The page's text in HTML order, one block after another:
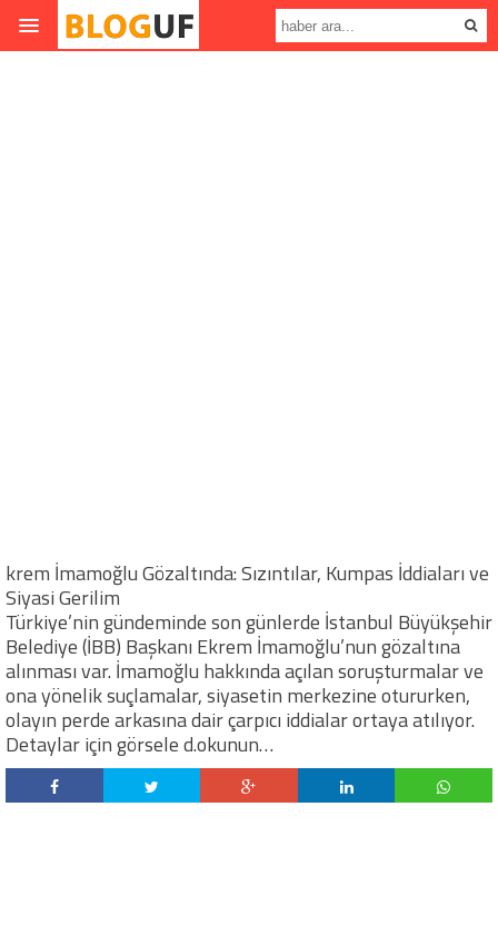
krem İmamoğlu Gözaltında: Sızıntılar, Kumpas İddiaları ve
Siyasi Gerilim
Türkiye’nin gündeminde son günlerde İstanbul Büyükşehir
Belediye (İBB) Başkanı Ekrem İmamoğlu’nun gözaltına
alınması var. İmamoğlu hakkında açılan soruşturmalar ve
ona yönelik suçlamalar, siyasetin merkezine otururken,
olayın perde arkasına dair çarpıcı iddialar ortaya atılıyor.
Detaylar için görsele d.okunun…